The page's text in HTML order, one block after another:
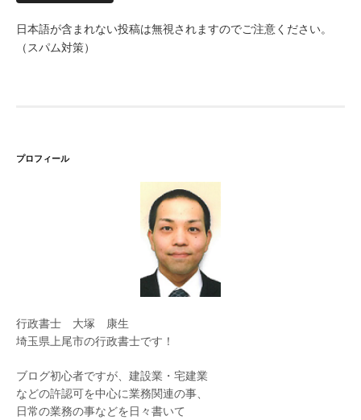
日本語が含まれない投稿は無視されますのでご注意ください。
（スパム対策）
プロフィール
行政書士 大塚 康生
埼玉県上尾市の行政書士です！
ブログ初心者ですが、建設業・宅建業
などの許認可を中心に業務関連の事、
日常の業務の事などを日々書いて